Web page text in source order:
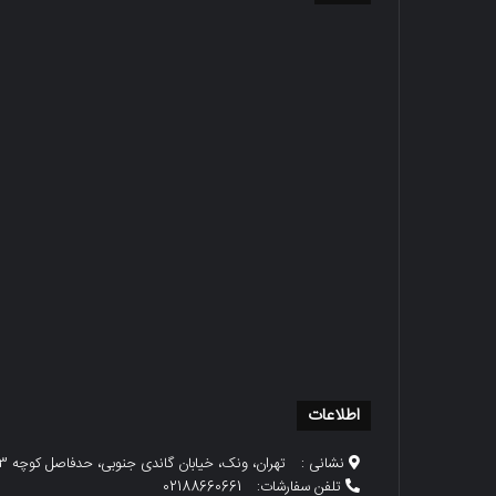
اطلاعات
نشانی :
تهران، ونک، خیابان گاندی جنوبی، حدفاصل کوچه 23 و 25، پلاک 79
تلفن سفارشات:
02188660661